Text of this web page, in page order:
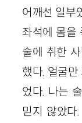
어깨선 일부
좌석에 몸을
술에 취한
했다. 얼굴
었다. 나는
믿지 않았다